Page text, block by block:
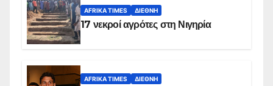
AFRIKA TIMES ΔΙΕΘΝΉ
17 νεκροί αγρότες στη Νιγηρία
AFRIKA TIMES ΔΙΕΘΝΉ